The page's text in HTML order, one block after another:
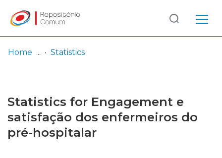
Browse repository
Entities
Log
In
(current)
Home Statistics
Statistics for Engagement e
satisfação dos enfermeiros do
pré-hospitalar